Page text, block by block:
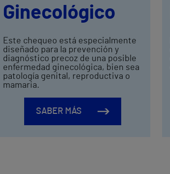
Ginecológico
Este chequeo está especialmente
diseñado para la prevención y
diagnóstico precoz de una posible
enfermedad ginecológica, bien sea
patología genital, reproductiva o
mamaria.
SABER MÁS